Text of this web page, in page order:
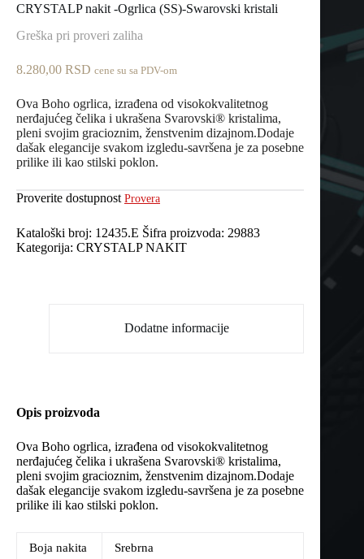
CRYSTALP nakit -Ogrlica (SS)-Swarovski kristali
Greška pri proveri zaliha
8.280,00 RSD cene su sa PDV-om
Ova Boho ogrlica, izrađena od visokokvalitetnog
nerđajućeg čelika i ukrašena Svarovski® kristalima,
pleni svojim gracioznim, ženstvenim dizajnom.Dodaje
dašak elegancije svakom izgledu-savršena je za posebne
prilike ili kao stilski poklon.
Proverite dostupnost Provera
Kataloški broj: 12435.E Šifra proizvoda: 29883
Kategorija: CRYSTALP NAKIT
Dodatne informacije
Opis proizvoda
Ova Boho ogrlica, izrađena od visokokvalitetnog
nerđajućeg čelika i ukrašena Svarovski® kristalima,
pleni svojim gracioznim, ženstvenim dizajnom.Dodaje
dašak elegancije svakom izgledu-savršena je za posebne
prilike ili kao stilski poklon.
Boja nakita Srebrna